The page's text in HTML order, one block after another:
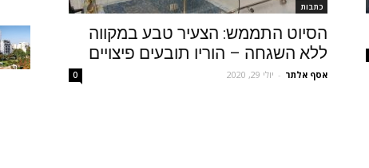
כתבות
הסיוט התממש: הצעיר טבע במקווה
ללא השגחה – הוריו תובעים פיצויים
אסף אלתר - יולי 29, 2020 0